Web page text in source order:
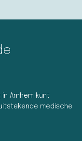
Arnhem kunt
medische